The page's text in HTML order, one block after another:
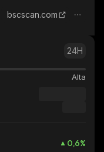
bscscan.com
24H
Alta
0,6%